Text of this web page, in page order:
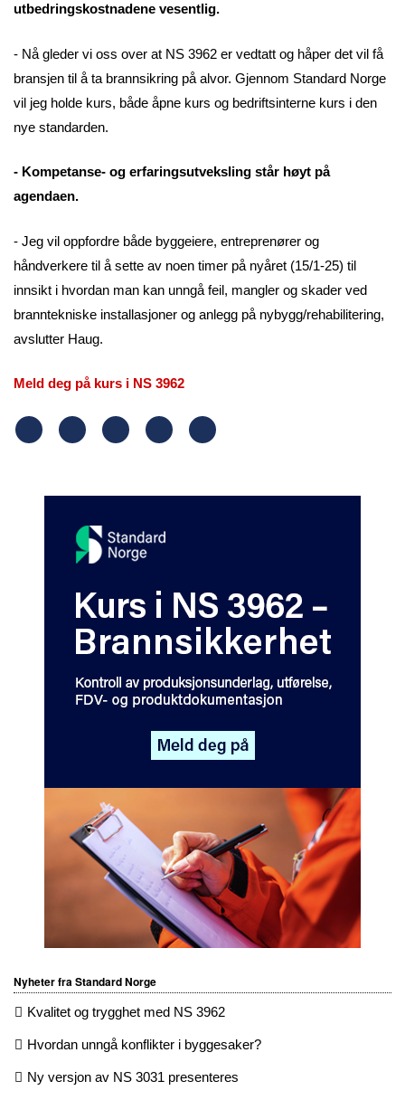
utbedringskostnadene vesentlig.
- Nå gleder vi oss over at NS 3962 er vedtatt og håper det vil få
bransjen til å ta brannsikring på alvor. Gjennom Standard Norge
vil jeg holde kurs, både åpne kurs og bedriftsinterne kurs i den
nye standarden.
- Kompetanse- og erfaringsutveksling står høyt på
agendaen.
- Jeg vil oppfordre både byggeiere, entreprenører og
håndverkere til å sette av noen timer på nyåret (15/1-25) til
innsikt i hvordan man kan unngå feil, mangler og skader ved
branntekniske installasjoner og anlegg på nybygg/rehabilitering,
avslutter Haug.
Meld deg på kurs i NS 3962
Nyheter fra Standard Norge
Kvalitet og trygghet med NS 3962
Hvordan unngå konflikter i byggesaker?
Ny versjon av NS 3031 presenteres